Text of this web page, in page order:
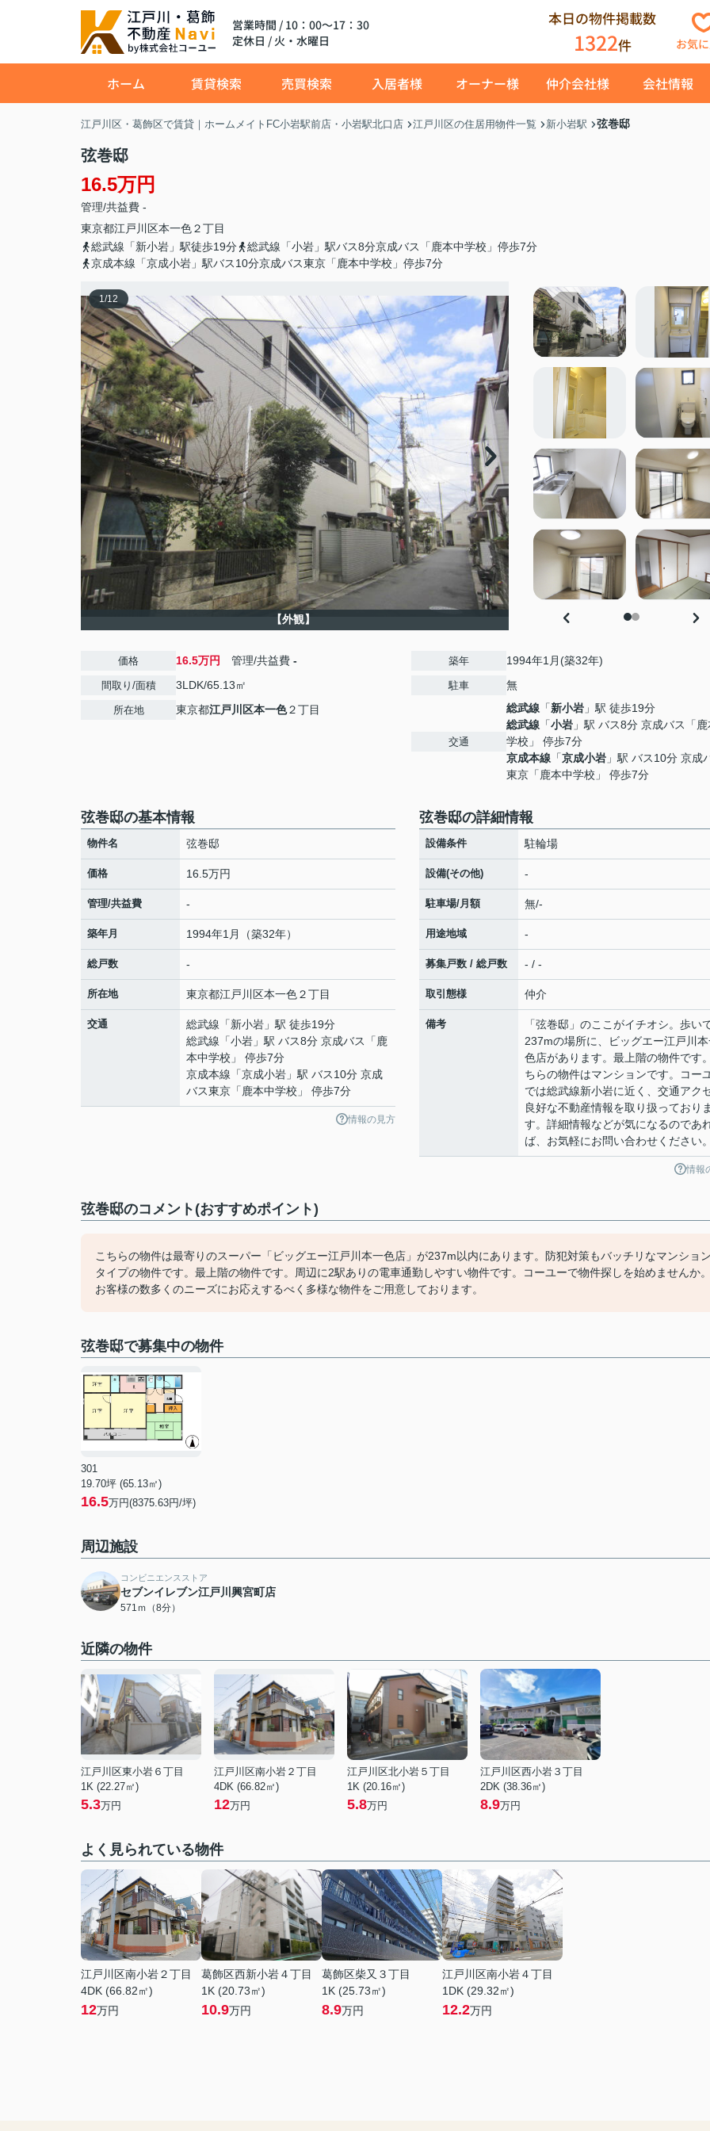
営業時間 / 10：00～17：30
定休日 / 火・水曜日
本日の物件掲載数
1322件 お気
ホーム 賃貸検索 売買検索 入居者様 オーナー様 仲介会社様 会社情報
江戸川区・葛飾区で賃貸｜ホームメイトFC小岩駅前店・小岩駅北口店 江戸川区の住居用物件一覧 新小岩駅 弦巻邸
弦巻邸
16.5万円
管理/共益費 -
東京都江戸川区本一色２丁目
総武線「新小岩」駅徒歩19分
総武線「小岩」駅バス8分京成バス「鹿本中学校」停歩7分
京成本線「京成小岩」駅バス10分京成バス東京「鹿本中学校」停歩7分
1/12
【外観】
価格 16.5万円 管理/共益費 -
間取り/面積 3LDK/65.13㎡
所在地 東京都江戸川区本一色２丁目
築年 1994年1月(築32年)
駐車 無
交通
総武線 「新小岩 」駅 徒歩19分
総武線 「小岩 」駅 バス8分 京成バス「鹿
学校」 停歩7分
京成本線 「京成小岩 」駅 バス10分 京成
東京「鹿本中学校」 停歩7分
弦巻邸の基本情報
物件名 弦巻邸
価格 16.5万円
管理/共益費 -
築年月 1994年1月（築32年）
総戸数 -
所在地 東京都江戸川区本一色２丁目
交通 総武線 「新小岩 」駅 徒歩19分
総武線 「小岩 」駅 バス8分 京成バス「鹿
本中学校」 停歩7分
京成本線 「京成小岩 」駅 バス10分 京成
バス東京「鹿本中学校」 停歩7分
情報の見方
弦巻邸の詳細情報
設備条件 駐輪場
設備(その他) -
駐車場/月額 無/-
用途地域 -
募集戸数 / 総戸数 - / -
取引態様 仲介
備考
「弦巻邸」のここがイチオシ。歩い
237mの場所に、ビッグエー江戸川
色店があります。最上階の物件です
ちらの物件はマンションです。コー
では総武線新小岩に近く、交通アク
良好な不動産情報を取り扱っておりま
す。詳細情報などが気になるのであ
ば、お気軽にお問い合わせください。
情報
弦巻邸のコメント(おすすめポイント)
こちらの物件は最寄りのスーパー「ビッグエー江戸川本一色店」が237m以内にあります。防犯対策もバッチリなマンション
タイプの物件です。最上階の物件です。周辺に2駅ありの電車通勤しやすい物件です。コーユーで物件探しを始めませんか。
お客様の数多くのニーズにお応えするべく多様な物件をご用意しております。
弦巻邸で募集中の物件
301
19.70坪 (65.13㎡)
16.5万円(8375.63円/坪)
周辺施設
コンビニエンスストア
セブンイレブン江戸川興宮町店
571ｍ（8分）
近隣の物件
江戸川区東小岩６丁目
1K (22.27㎡)
5.3万円
江戸川区南小岩２丁目
4DK (66.82㎡)
12万円
江戸川区北小岩５丁目
1K (20.16㎡)
5.8万円
江戸川区西小岩３丁目
2DK (38.36㎡)
8.9万円
よく見られている物件
江戸川区南小岩２丁目
4DK (66.82㎡)
12万円
葛飾区西新小岩４丁目
1K (20.73㎡)
10.9万円
葛飾区柴又３丁目
1K (25.73㎡)
8.9万円
江戸川区南小岩４丁目
1DK (29.32㎡)
12.2万円